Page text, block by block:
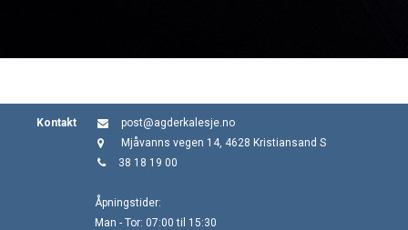
Kontakt
post@agderkalesje.no
Mjåvanns vegen 14, 4628 Kristiansand S
38 18 19 00
Åpningstider:
Man - Tor: 07:00 til 15:30